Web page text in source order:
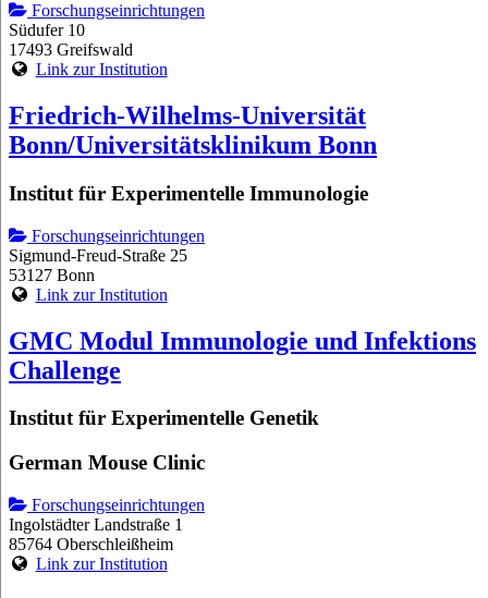
Forschungseinrichtungen
Südufer 10
17493 Greifswald
Link zur Institution
Friedrich-Wilhelms-Universität
Bonn/Universitätsklinikum Bonn
Institut für Experimentelle Immunologie
Forschungseinrichtungen
Sigmund-Freud-Straße 25
53127 Bonn
Link zur Institution
GMC Modul Immunologie und Infektions
Challenge
Institut für Experimentelle Genetik
German Mouse Clinic
Forschungseinrichtungen
Ingolstädter Landstraße 1
85764 Oberschleißheim
Link zur Institution